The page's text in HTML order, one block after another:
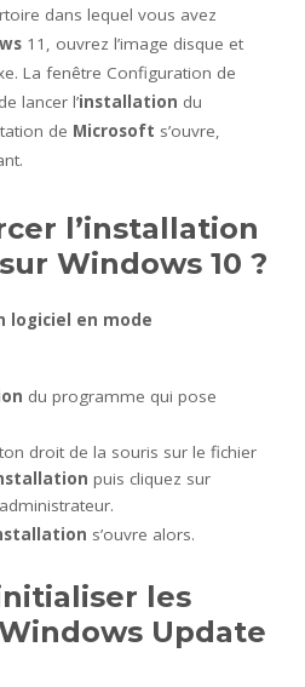
dans lequel vous avez
11, ouvrez l’image disque et
La fenêtre Configuration de
lancer l’installation du
de Microsoft s’ouvre,
l’installation
Windows 10 ?
logiciel en mode
du programme qui pose
droit de la souris sur le fichier
puis cliquez sur
s’ouvre alors.
les
Update